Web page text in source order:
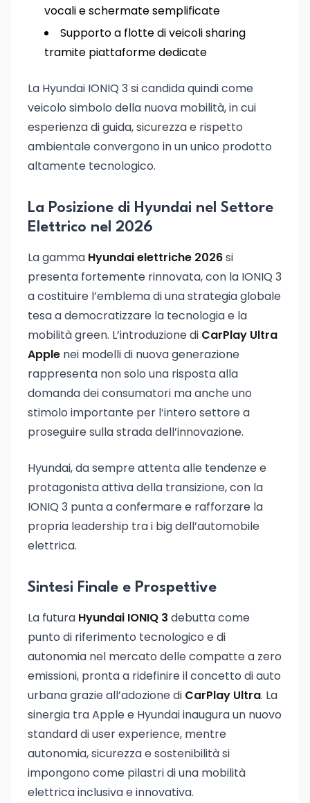
vocali e schermate semplificate
Supporto a flotte di veicoli sharing
tramite piattaforme dedicate
La Hyundai IONIQ 3 si candida quindi come
veicolo simbolo della nuova mobilità, in cui
esperienza di guida, sicurezza e rispetto
ambientale convergono in un unico prodotto
altamente tecnologico.
La Posizione di Hyundai nel Settore
Elettrico nel 2026
La gamma Hyundai elettriche 2026si
presenta fortemente rinnovata, con la IONIQ 3
a costituire l’emblema di una strategia globale
tesa a democratizzare la tecnologia e la
mobilità green. L’introduzione di CarPlay Ultra
Apple nei modelli di nuova generazione
rappresenta non solo una risposta alla
domanda dei consumatori ma anche uno
stimolo importante per l’intero settore a
proseguire sulla strada dell’innovazione.
Hyundai, da sempre attenta alle tendenze e
protagonista attiva della transizione, con la
IONIQ 3 punta a confermare e rafforzare la
propria leadership tra i big dell’automobile
elettrica.
Sintesi Finale e Prospettive
La futura Hyundai IONIQ 3 debutta come
punto di riferimento tecnologico e di
autonomia nel mercato delle compatte a zero
emissioni, pronta a ridefinire il concetto di auto
urbana grazie all’adozione di CarPlay Ultra. La
sinergia tra Apple e Hyundai inaugura un nuovo
standard di user experience, mentre
autonomia, sicurezza e sostenibilità si
impongono come pilastri di una mobilità
elettrica inclusiva e innovativa.